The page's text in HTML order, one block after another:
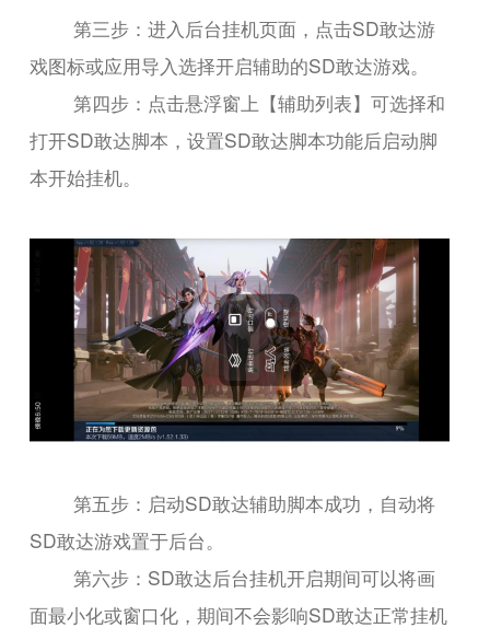
第三步：进入后台挂机页面，点击SD敢达游
戏图标或应用导入选择开启辅助的SD敢达游戏。
第四步：点击悬浮窗上【辅助列表】可选择和
打开SD敢达脚本，设置SD敢达脚本功能后启动脚
本开始挂机。
第五步：启动SD敢达辅助脚本成功，自动将
SD敢达游戏置于后台。
第六步：SD敢达后台挂机开启期间可以将画
面最小化或窗口化，期间不会影响SD敢达正常挂机